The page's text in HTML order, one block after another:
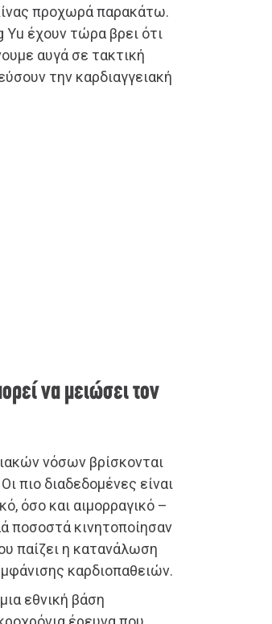
προχωρά παρακάτω.
Yu έχουν τώρα βρει ότι
αυγά σε τακτική
την καρδιαγγειακή
να μειώσει τον
νόσων βρίσκονται
πιο διαδεδομένες είναι
όσο και αιμορραγικό –
ποσοστά κινητοποίησαν
παίζει η κατανάλωση
καρδιοπαθειών.
εθνική βάση